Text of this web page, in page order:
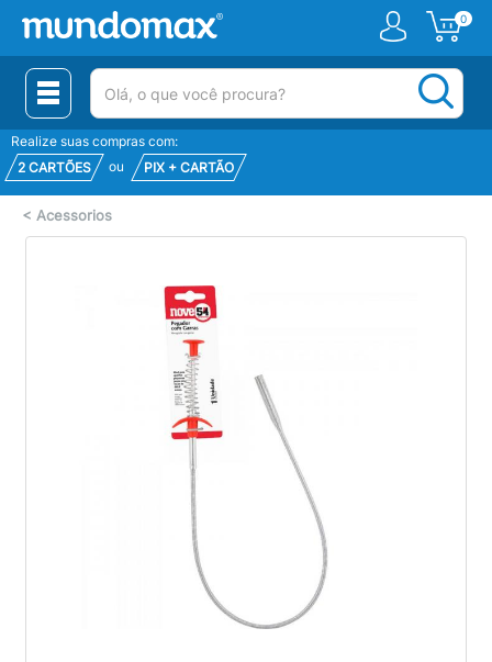
0
(pesquisar)
Realize suas compras com:
2 CARTÕES
ou PIX + CARTÃO
< Acessorios